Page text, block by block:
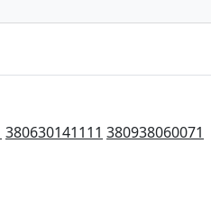
380630141111 380938060071